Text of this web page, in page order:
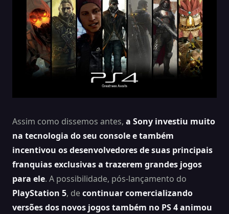
Assim como dissemos antes, a Sony investiu muito
na tecnologia do seu console e também
incentivou os desenvolvedores de suas principais
franquias exclusivas a trazerem grandes jogos
para ele. A possibilidade, pós-lançamento do
PlayStation 5, decontinuar comercializando
versões dos novos jogos também no PS 4 animou